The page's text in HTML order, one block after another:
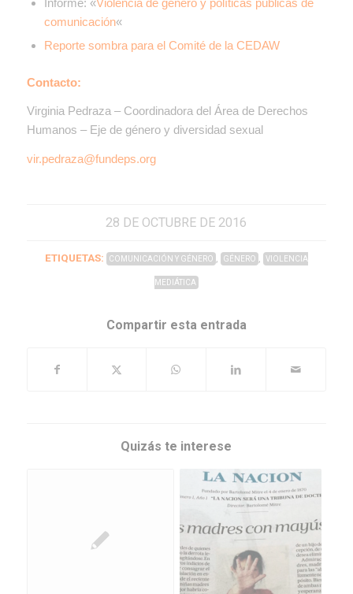
comunicación«
Reporte sombra para el Comité de la CEDAW
Contacto:
Virginia Pedraza – Coordinadora del Área de Derechos
Humanos – Eje de género y diversidad sexual
vir.pedraza@fundeps.org
28 DE OCTUBRE DE 2016
ETIQUETAS: COMUNICACIÓN Y GÉNERO , GÉNERO , VIOLENCIA
MEDIÁTICA
Compartir esta entrada
Quizás te interese